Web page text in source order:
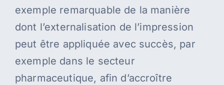
exemple remarquable de la manière
dont l’externalisation de l’impression
peut être appliquée avec succès, par
exemple dans le secteur
pharmaceutique, afin d’accroître